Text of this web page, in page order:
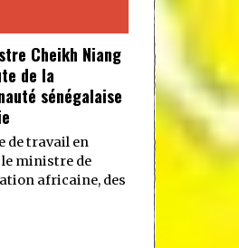
Cheikh Niang
de la
sénégalaise
de travail en
le ministre de
africaine, des